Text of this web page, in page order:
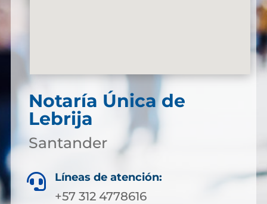
Notaría Única de
Lebrija
Santander
 Líneas de atención:
+57 312 4778616